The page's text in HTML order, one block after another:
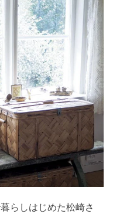
らしはじめた松崎さ